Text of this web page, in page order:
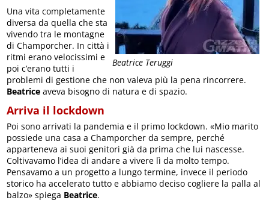
Beatrice Teruggi
Una vita completamente
diversa da quella che sta
vivendo tra le montagne
di Champorcher. In città i
ritmi erano velocissimi e
poi c’erano tutti i
problemi di gestione che non valeva più la pena rincorrere.
Beatrice aveva bisogno di natura e di spazio.
Arriva il lockdown
Poi sono arrivati la pandemia e il primo lockdown. «Mio marito
possiede una casa a Champorcher da sempre, perché
apparteneva ai suoi genitori già da prima che lui nascesse.
Coltivavamo l’idea di andare a vivere lì da molto tempo.
Pensavamo a un progetto a lungo termine, invece il periodo
storico ha accelerato tutto e abbiamo deciso cogliere la palla al
balzo» spiega Beatrice.